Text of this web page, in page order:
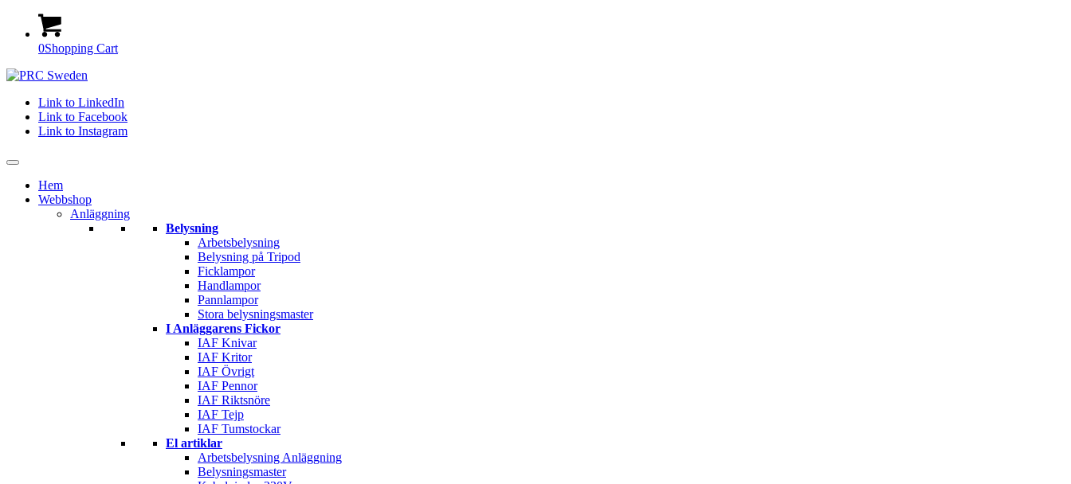
0Shopping Cart
Link to LinkedIn
Link to Facebook
Link to Instagram
Hem
Webbshop
Anläggning
Belysning
Arbetsbelysning
Belysning på Tripod
Ficklampor
Handlampor
Pannlampor
Stora belysningsmaster
I Anläggarens Fickor
IAF Knivar
IAF Kritor
IAF Övrigt
IAF Pennor
IAF Riktsnöre
IAF Tejp
IAF Tumstockar
El artiklar
Arbetsbelysning Anläggning
Belysningsmaster